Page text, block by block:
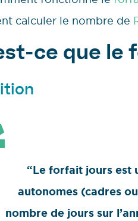
calculer le nombre de
ce que le
“Le forfait jours est
autonomes (cadres
nombre de jours sur